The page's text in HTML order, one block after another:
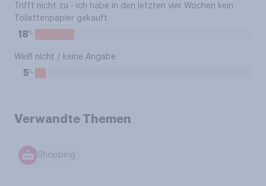
Trifft nicht zu - ich habe in den letzten vier Wochen kein
Toilettenpapier gekauft
18%
Weiß nicht / keine Angabe
5%
Verwandte Themen
Shopping